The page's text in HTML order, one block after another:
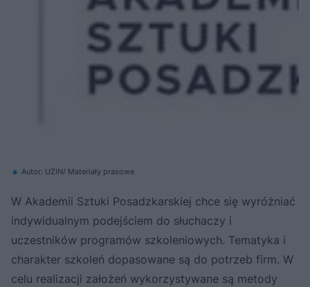
Autor: UZIN/ Materiały prasowe
W Akademii Sztuki Posadzkarskiej chce się wyróżniać
indywidualnym podejściem do słuchaczy i
uczestników programów szkoleniowych. Tematyka i
charakter szkoleń dopasowane są do potrzeb firm. W
celu realizacji założeń wykorzystywane są metody